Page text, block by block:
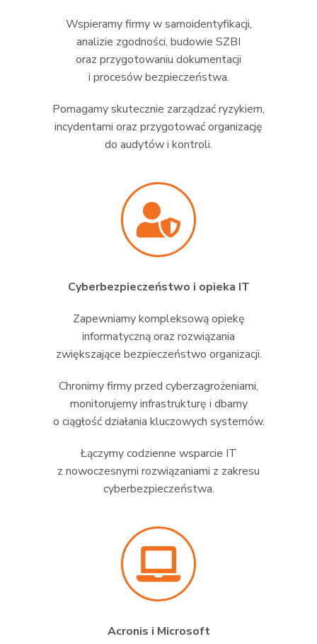
Wspieramy firmy w samoidentyfikacji,
analizie zgodności, budowie SZBI
oraz przygotowaniu dokumentacji
i procesów bezpieczeństwa.
Pomagamy skutecznie zarządzać ryzykiem,
incydentami oraz przygotować organizację
do audytów i kontroli.
Cyberbezpieczeństwo i opieka IT
Zapewniamy kompleksową opiekę
informatyczną oraz rozwiązania
zwiększające bezpieczeństwo organizacji.
Chronimy firmy przed cyberzagrożeniami,
monitorujemy infrastrukturę i dbamy
o ciągłość działania kluczowych systemów.
Łączymy codzienne wsparcie IT
z nowoczesnymi rozwiązaniami z zakresu
cyberbezpieczeństwa.
Acronis i Microsoft